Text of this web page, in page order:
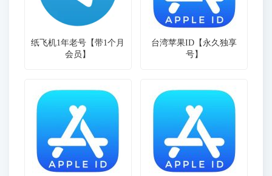
纸飞机1年老号【带1个月
会员】
台湾苹果ID【永久独享
号】